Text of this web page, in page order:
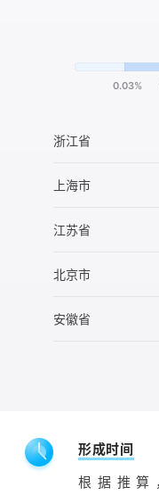
0.03%
浙江省
上海市
江苏省
北京市
安徽省
形成时间
根据推算